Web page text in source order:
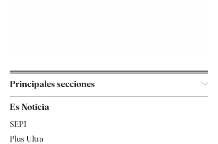
Principales secciones
Es Noticia
SEPI
Plus Ultra